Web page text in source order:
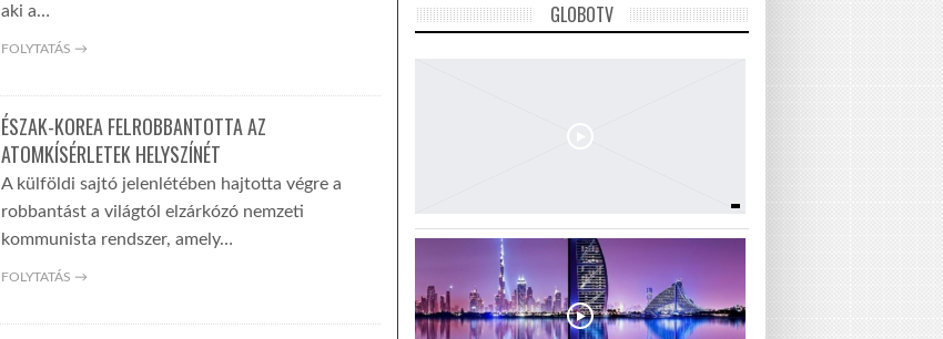
aki a…
FOLYTATÁS →
ÉSZAK-KOREA FELROBBANTOTTA AZ
ATOMKÍSÉRLETEK HELYSZÍNÉT
A külföldi sajtó jelenlétében hajtotta végre a
robbantást a világtól elzárkózó nemzeti
kommunista rendszer, amely…
FOLYTATÁS →
GLOBOTV